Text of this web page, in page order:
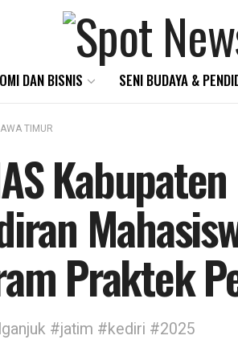
DAN BISNIS SENI BUDAYA &
TIMUR
Praktek
#jatim #kediri #2025